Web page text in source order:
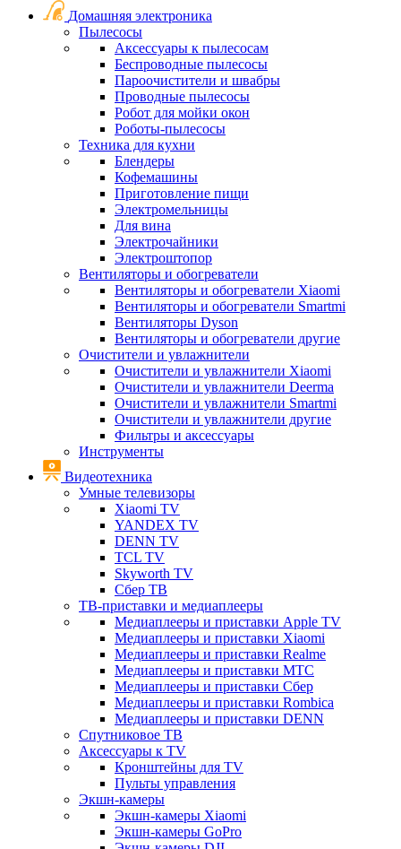
Домашняя электроника
Пылесосы
Аксессуары к пылесосам
Беспроводные пылесосы
Пароочистители и швабры
Проводные пылесосы
Робот для мойки окон
Роботы-пылесосы
Техника для кухни
Блендеры
Кофемашины
Приготовление пищи
Электромельницы
Для вина
Электрочайники
Электроштопор
Вентиляторы и обогреватели
Вентиляторы и обогреватели Xiaomi
Вентиляторы и обогреватели Smartmi
Вентиляторы Dyson
Вентиляторы и обогреватели другие
Очистители и увлажнители
Очистители и увлажнители Xiaomi
Очистители и увлажнители Deerma
Очистители и увлажнители Smartmi
Очистители и увлажнители другие
Фильтры и аксессуары
Инструменты
Видеотехника
Умные телевизоры
Xiaomi TV
YANDEX TV
DENN TV
TCL TV
Skyworth TV
Сбер ТВ
ТВ-приставки и медиаплееры
Медиаплееры и приставки Apple TV
Медиаплееры и приставки Xiaomi
Медиаплееры и приставки Realme
Медиаплееры и приставки МТС
Медиаплееры и приставки Сбер
Медиаплееры и приставки Rombica
Медиаплееры и приставки DENN
Спутниковое ТВ
Аксессуары к TV
Кронштейны для TV
Пульты управления
Экшн-камеры
Экшн-камеры Xiaomi
Экшн-камеры GoPro